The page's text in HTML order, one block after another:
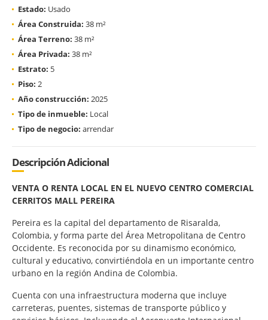
Estado: Usado
Área Construida: 38 m²
Área Terreno: 38 m²
Área Privada: 38 m²
Estrato: 5
Piso: 2
Año construcción: 2025
Tipo de inmueble: Local
Tipo de negocio: arrendar
Descripción Adicional
VENTA O RENTA LOCAL EN EL NUEVO CENTRO COMERCIAL
CERRITOS MALL PEREIRA
Pereira es la capital del departamento de Risaralda,
Colombia, y forma parte del Área Metropolitana de Centro
Occidente. Es reconocida por su dinamismo económico,
cultural y educativo, convirtiéndola en un importante centro
urbano en la región Andina de Colombia.
Cuenta con una infraestructura moderna que incluye
carreteras, puentes, sistemas de transporte público y